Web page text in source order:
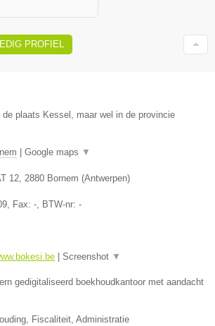
PROFIEL
de plaats Kessel, maar wel in de provincie
Google maps ▼
12, 2880 Bornem (Antwerpen)
, Fax: -, BTW-nr: -
Screenshot ▼
gedigitaliseerd boekhoudkantoor met aandacht
Fiscaliteit, Administratie